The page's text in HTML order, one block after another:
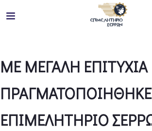
ΜΕ ΜΕΓΑΛΗ ΕΠΙΤΥΧΙΑ
ΕΠΙΜΕΛΗΤΗΡΙΟ